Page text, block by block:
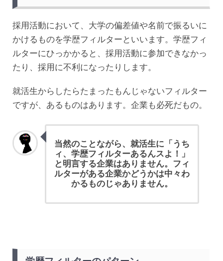
採用活動において、大学の偏差値や名前で振るいに
かけるものを学歴フィルターといいます。学歴フィ
ルターにひっかかると、採用活動に参加できなかっ
たり、採用に不利になったりします。
就活生からしたらたまったもんじゃないフィルター
ですが、あるものはあります。企業も必死だもの。
当然のことながら、就活生に「うち
ィ、 学歴フィルターあるんスよ！」
と明言する企業はありません。フィ
ルターがある企業かどうかは中々わ
かるものじゃありません。